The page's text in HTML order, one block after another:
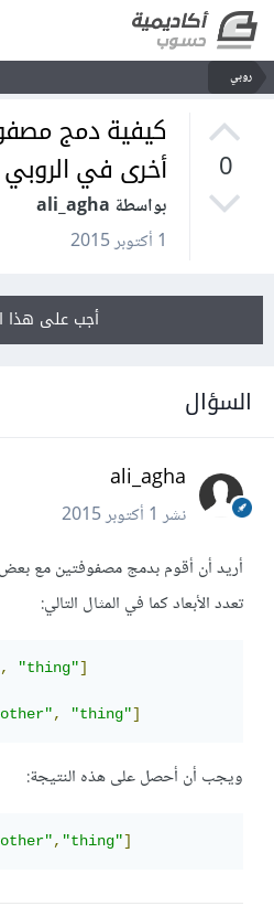
روبي
0
كيفية دمج
أخرى في
بواسطة ali_agha
1 أكتوبر 2015
أجب على هذا
السؤال
ali_agha
نشر1 أكتوبر 2015
أريد أن أقوم بدمج مصفوفتين مع
تعدد الأبعاد كما في المثال التالي:
, "thing"]
, "thing"]
ويجب أن أحصل على هذه النتيجة:
,"thing"]